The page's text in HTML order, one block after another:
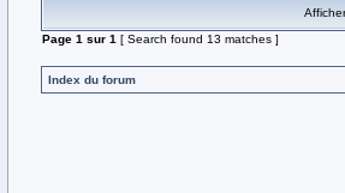
Page 1 sur 1 [ Search found 13 matches ]
Index du forum